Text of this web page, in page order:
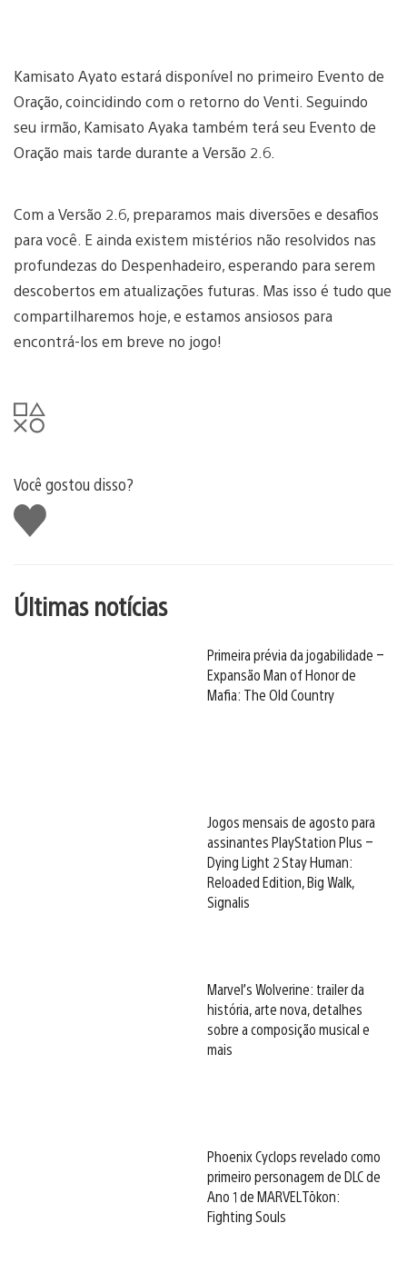
Kamisato Ayato estará disponível no primeiro Evento de
Oração, coincidindo com o retorno do Venti. Seguindo
seu irmão, Kamisato Ayaka também terá seu Evento de
Oração mais tarde durante a Versão 2.6.
Com a Versão 2.6, preparamos mais diversões e desafios
para você. E ainda existem mistérios não resolvidos nas
profundezas do Despenhadeiro, esperando para serem
descobertos em atualizações futuras. Mas isso é tudo que
compartilharemos hoje, e estamos ansiosos para
encontrá-los em breve no jogo!
Você gostou disso?
Curtir
Últimas notícias
Primeira prévia da jogabilidade –
Expansão Man of Honor de
Mafia: The Old Country
Jogos mensais de agosto para
assinantes PlayStation Plus –
Dying Light 2 Stay Human:
Reloaded Edition, Big Walk,
Signalis
Marvel’s Wolverine: trailer da
história, arte nova, detalhes
sobre a composição musical e
mais
Phoenix Cyclops revelado como
primeiro personagem de DLC de
Ano 1 de MARVEL Tōkon:
Fighting Souls